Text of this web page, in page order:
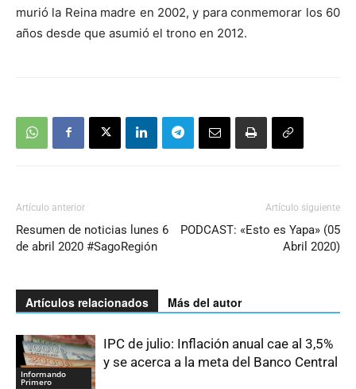
murió la Reina madre en 2002, y para conmemorar los 60
años desde que asumió el trono en 2012.
Artículo anterior
Resumen de noticias lunes 6
de abril 2020 #SagoRegión
Artículo siguiente
PODCAST: «Esto es Yapa» (05
Abril 2020)
Artículos relacionados Más del autor
Informando
Primero
IPC de julio: Inflación anual cae al 3,5%
y se acerca a la meta del Banco Central